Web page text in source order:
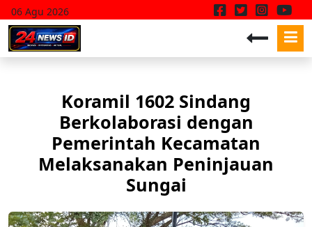
06 Agu 2026
Koramil 1602 Sindang
Berkolaborasi dengan
Pemerintah Kecamatan
Melaksanakan Peninjauan
Sungai